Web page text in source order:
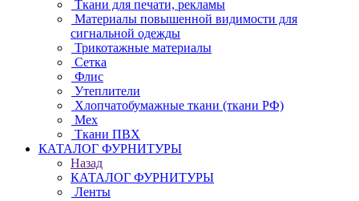
Ткани для печати, рекламы
Материалы повышенной видимости для
сигнальной одежды
Трикотажные материалы
Сетка
Флис
Утеплители
Хлопчатобумажные ткани (ткани РФ)
Мех
Ткани ПВХ
КАТАЛОГ ФУРНИТУРЫ
Назад
КАТАЛОГ ФУРНИТУРЫ
Ленты